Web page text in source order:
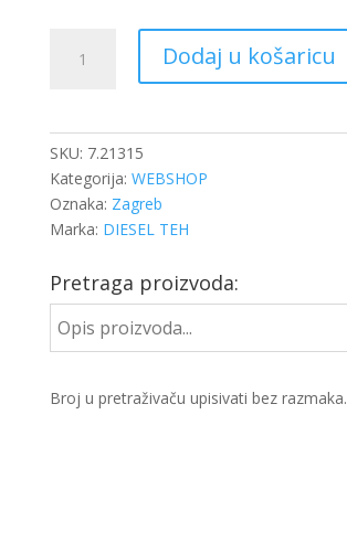
količina
Dodaj u košaricu
SKU: 7.21315
Kategorija: WEBSHOP
Oznaka: Zagreb
Marka: DIESEL TEH
Pretraga proizvoda:
Broj u pretraživaču upisivati bez razmaka.